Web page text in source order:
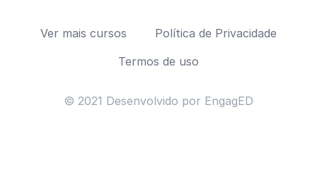
Ver mais cursos
Política de Privacidade
Termos de uso
© 2021 Desenvolvido por EngagED